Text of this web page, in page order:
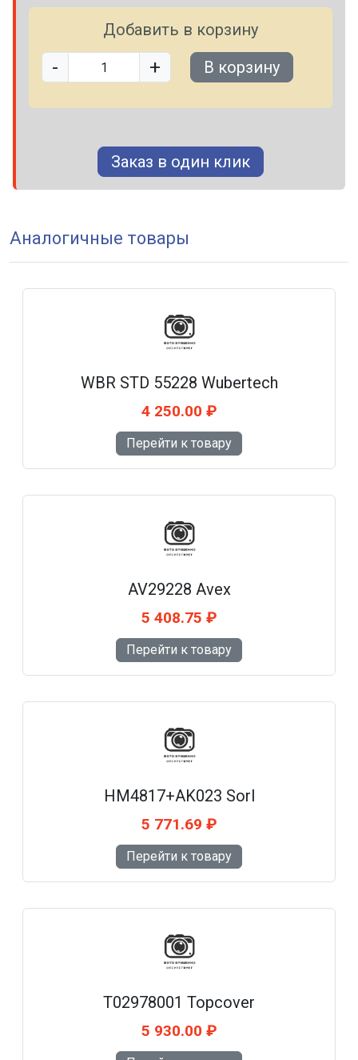
Добавить в корзину
- + В корзину
Заказ в один клик
Аналогичные товары
WBR STD 55228 Wubertech
4 250.00 ₽
Перейти к товару
AV29228 Avex
5 408.75 ₽
Перейти к товару
HM4817+AK023 Sorl
5 771.69 ₽
Перейти к товару
T02978001 Topcover
5 930.00 ₽